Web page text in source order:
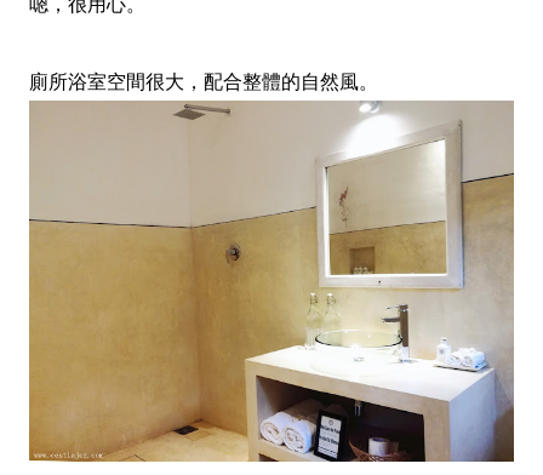
廁所浴室空間很大，配合整體的自然風。